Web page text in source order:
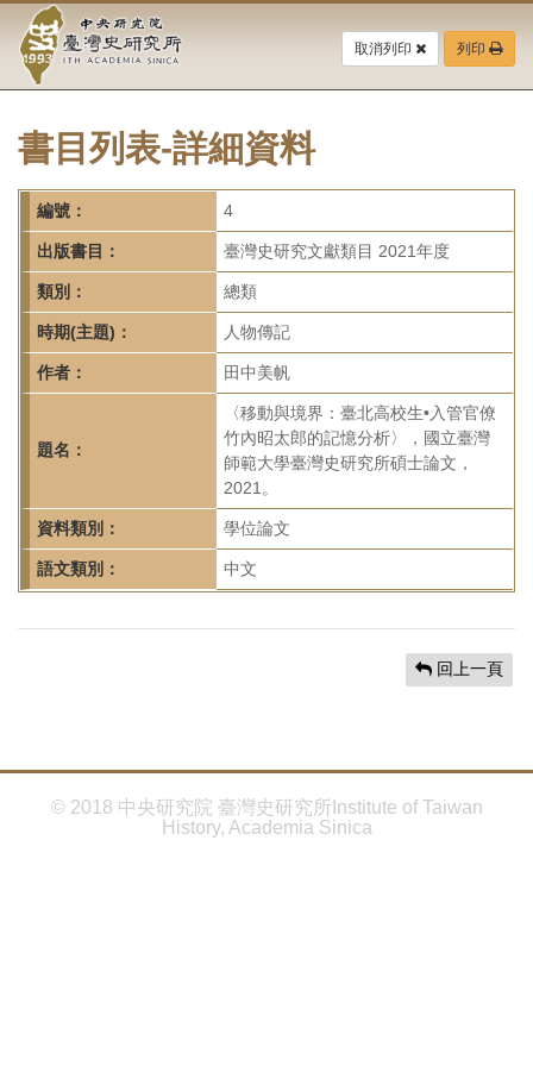
要
中
央
研
究
院-
臺
灣
史
研
究
首
頁
取消列印 列印
書目列表-詳細資料
編號： 4
出版書目： 臺灣史研究文獻類目 2021年度
類別： 總類
時期(主題)： 人物傳記
作者： 田中美帆
題名：
〈移動與境界：臺北高校生•入管官僚
竹內昭太郎的記憶分析〉，國立臺灣
師範大學臺灣史研究所碩士論文，
2021。
資料類別： 學位論文
語文類別： 中文
回上一頁
© 2018 中央研究院 臺灣史研究所Institute of Taiwan
History, Academia Sinica